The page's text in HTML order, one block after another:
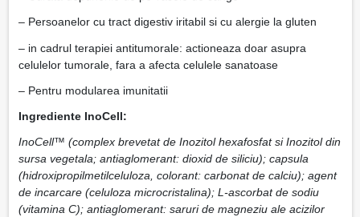
– Persoanelor cu tract digestiv iritabil si cu alergie la gluten
– in cadrul terapiei antitumorale: actioneaza doar asupra
celulelor tumorale, fara a afecta celulele sanatoase
– Pentru modularea imunitatii
Ingrediente InoCell:
InoCell™ (complex brevetat de Inozitol hexafosfat si Inozitol din
sursa vegetala; antiaglomerant: dioxid de siliciu); capsula
(hidroxipropilmetilceluloza, colorant: carbonat de calciu); agent
de incarcare (celuloza microcristalina); L-ascorbat de sodiu
(vitamina C); antiaglomerant: saruri de magneziu ale acizilor